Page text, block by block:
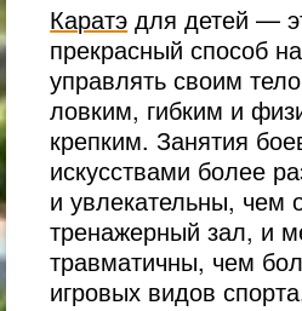
Каратэ для детей —
прекрасный способ
управлять своим
ловким, гибким и
крепким. Занятия
искусствами более
и увлекательны, чем
тренажерный зал, и
травматичны, чем
игровых видов